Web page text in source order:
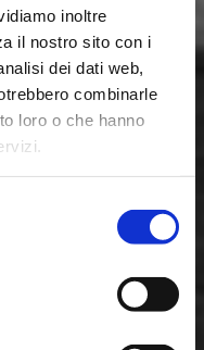
inoltre
il nostro sito con i
dei dati web,
combinarle
loro o che hanno